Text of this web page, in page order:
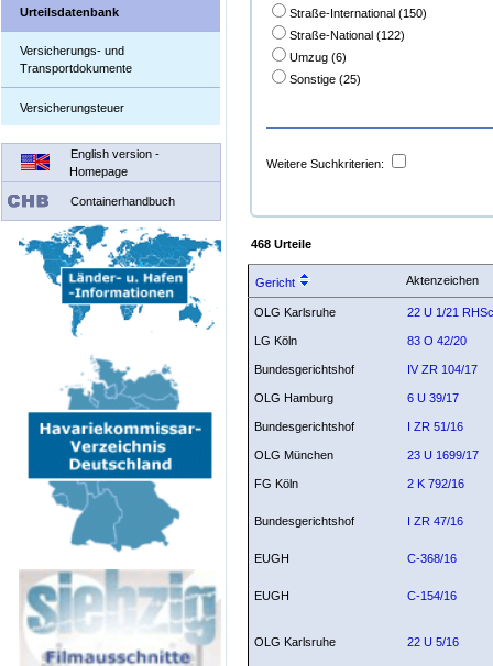
Urteilsdatenbank
Versicherungs- und
Transportdokumente
Versicherungsteuer
English version -
Homepage
Containerhandbuch
Straße-International (150)
Straße-National (122)
Umzug (6)
Sonstige (25)
Weitere Suchkriterien:
468 Urteile
Gericht Aktenzeichen
OLG Karlsruhe 22 U 1/21
LG Köln 83 O 42/20
Bundesgerichtshof IV ZR 104/17
OLG Hamburg 6 U 39/17
Bundesgerichtshof I ZR 51/16
OLG München 23 U 1699/17
FG Köln 2 K 792/16
Bundesgerichtshof I ZR 47/16
EUGH C-368/16
EUGH C-154/16
OLG Karlsruhe 22 U 5/16